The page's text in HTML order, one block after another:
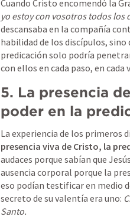
Cuando Cristo encomendó la
yo estoy con vosotros todos los
descansaba en la compañía
habilidad de los discípulos, sino
predicación solo podría
con ellos en cada paso, en
5. La presencia
poder en la
La experiencia de los primeros
presencia viva de Cristo, la
audaces porque sabían que
ausencia corporal porque la
eso podían testificar en medio
secreto de su valentía era uno:
Santo.